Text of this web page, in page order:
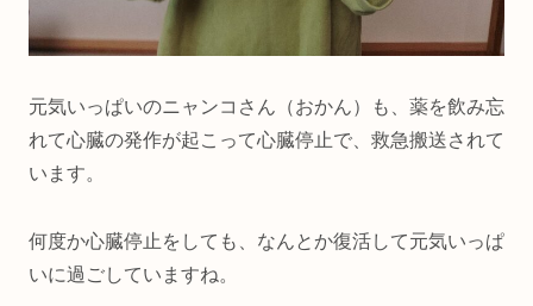
元気いっぱいのニャンコさん（おかん）も、薬を飲み忘
れて心臓の発作が起こって心臓停止で、救急搬送されて
います。
何度か心臓停止をしても、なんとか復活して元気いっぱ
いに過ごしていますね。